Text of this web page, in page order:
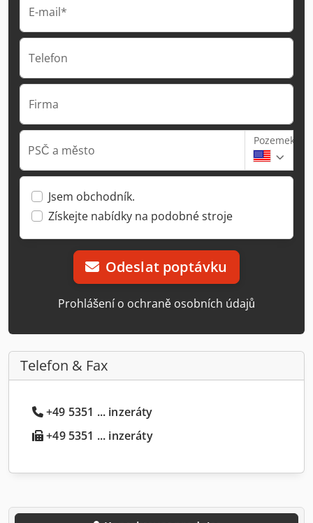
E-mail*
Telefon
Firma
PSČ a město
Pozemek
Jsem obchodník.
Získejte nabídky na podobné stroje
Odeslat poptávku
Prohlášení o ochraně osobních údajů
Telefon & Fax
+49 5351 ... inzeráty
+49 5351 ... inzeráty